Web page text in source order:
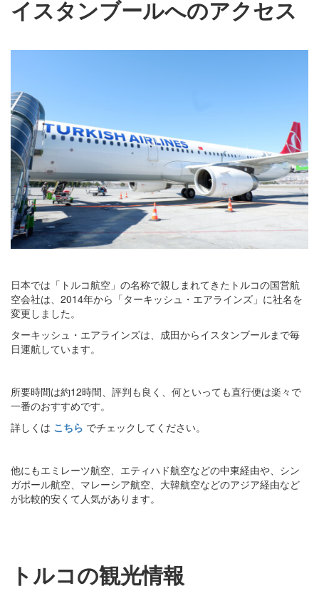
イスタンブールへのアクセス
日本では「トルコ航空」の名称で親しまれてきたトルコの国営航
空会社は、2014年から「ターキッシュ・エアラインズ」に社名を
変更しました。
ターキッシュ・エアラインズは、成田からイスタンブールまで毎
日運航しています。
所要時間は約12時間、評判も良く、何といっても直行便は楽々で
一番のおすすめです。
詳しくは こちら でチェックしてください。
他にもエミレーツ航空、エティハド航空などの中東経由や、シン
ガポール航空、マレーシア航空、大韓航空などのアジア経由など
が比較的安くて人気があります。
トルコの観光情報